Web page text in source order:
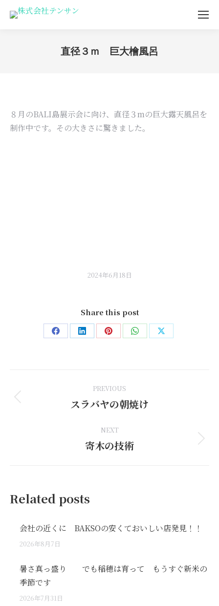
直径３ｍ 巨大檜風呂
８月のBALI島展示会に向け、直径３mの巨大露天風呂を
制作中です。その大きさに驚きました。
2024年6月18日
Share this post
Share Share Share Share Share
navigation
PREVIOUS
Previous
スラバヤの朝焼け
NEXT
Next
寄木の技術
Related posts
会社の近くに BAKSOの安くておいしい店発見！！
2026年8月7日
暑さ真っ盛り でも稲穂は育って もうすぐ新米の
季節です
2026年7月31日